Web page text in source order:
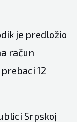
je predložio
račun
12
Srpskoj